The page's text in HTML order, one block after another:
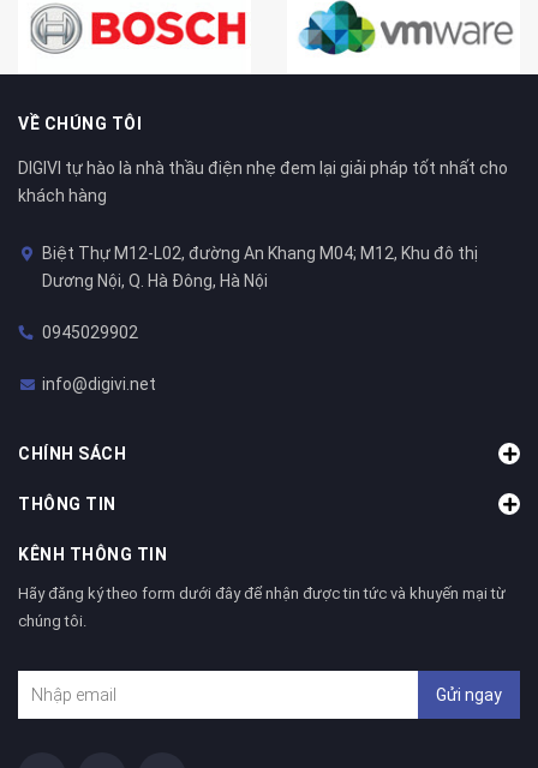
VỀ CHÚNG TÔI
DIGIVI tự hào là nhà thầu điện nhẹ đem lại giải pháp tốt nhất cho
khách hàng
Biệt Thự M12-L02, đường An Khang M04; M12, Khu đô thị
Dương Nội, Q. Hà Đông, Hà Nội
0945029902
info@digivi.net
CHÍNH SÁCH
THÔNG TIN
KÊNH THÔNG TIN
Hãy đăng ký theo form dưới đây để nhận được tin tức và khuyến mại từ
chúng tôi.
Gửi ngay